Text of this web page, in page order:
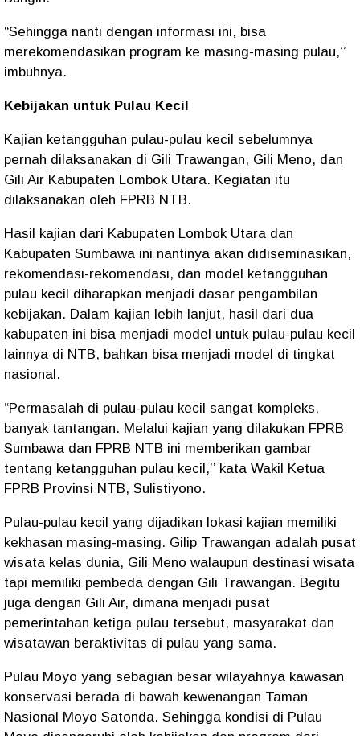
“Sehingga nanti dengan informasi ini, bisa
merekomendasikan program ke masing-masing pulau,’’
imbuhnya.
Kebijakan untuk Pulau Kecil
Kajian ketangguhan pulau-pulau kecil sebelumnya
pernah dilaksanakan di Gili Trawangan, Gili Meno, dan
Gili Air Kabupaten Lombok Utara. Kegiatan itu
dilaksanakan oleh FPRB NTB.
Hasil kajian dari Kabupaten Lombok Utara dan
Kabupaten Sumbawa ini nantinya akan didiseminasikan,
rekomendasi-rekomendasi, dan model ketangguhan
pulau kecil diharapkan menjadi dasar pengambilan
kebijakan. Dalam kajian lebih lanjut, hasil dari dua
kabupaten ini bisa menjadi model untuk pulau-pulau kecil
lainnya di NTB, bahkan bisa menjadi model di tingkat
nasional.
“Permasalah di pulau-pulau kecil sangat kompleks,
banyak tantangan. Melalui kajian yang dilakukan FPRB
Sumbawa dan FPRB NTB ini memberikan gambar
tentang ketangguhan pulau kecil,’’ kata Wakil Ketua
FPRB Provinsi NTB, Sulistiyono.
Pulau-pulau kecil yang dijadikan lokasi kajian memiliki
kekhasan masing-masing. Gilip Trawangan adalah pusat
wisata kelas dunia, Gili Meno walaupun destinasi wisata
tapi memiliki pembeda dengan Gili Trawangan. Begitu
juga dengan Gili Air, dimana menjadi pusat
pemerintahan ketiga pulau tersebut, masyarakat dan
wisatawan beraktivitas di pulau yang sama.
Pulau Moyo yang sebagian besar wilayahnya kawasan
konservasi berada di bawah kewenangan Taman
Nasional Moyo Satonda. Sehingga kondisi di Pulau